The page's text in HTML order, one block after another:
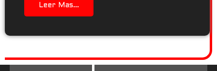
Leer Mas...